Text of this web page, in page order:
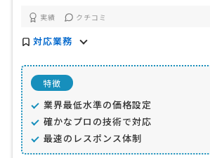
実績 クチコミ
対応業務
特徴
業界最低水準の価格設定
確かなプロの技術で対応
最速のレスポンス体制